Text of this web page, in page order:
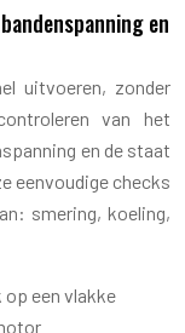
en
uitvoeren, zonder
van het
en de staat
eenvoudige checks
smering, koeling,
een vlakke